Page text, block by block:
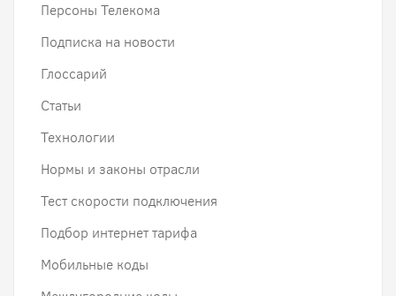
Персоны Телекома
Подписка на новости
Глоссарий
Статьи
Технологии
Нормы и законы отрасли
Тест скорости подключения
Подбор интернет тарифа
Мобильные коды